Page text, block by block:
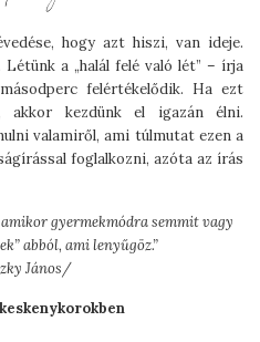
hogy azt hiszi, van ideje.
a „halál felé való lét” – írja
felértékelődik. Ha ezt
akkor kezdünk el igazán élni.
valamiről, ami túlmutat ezen a
foglalkozni, azóta az írás
gyermekmódra semmit vagy
abból, ami lenyűgöz.”
János/